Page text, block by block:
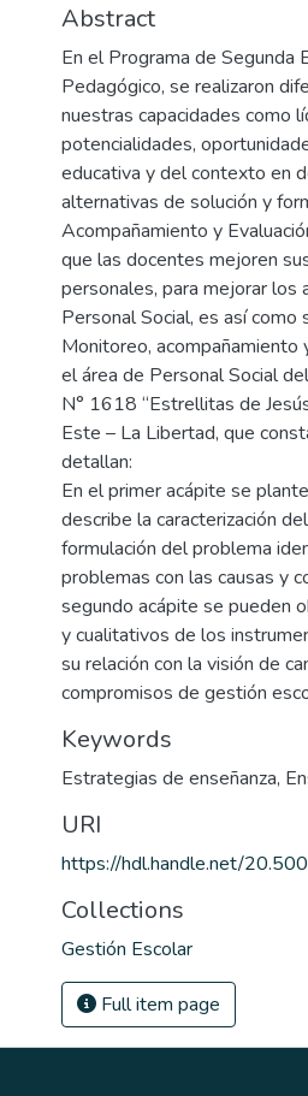
Abstract
En el Programa de Segunda
Pedagógico, se realizaron
nuestras capacidades como
potencialidades,
educativa y del contexto en
alternativas de solución y
Acompañamiento y
que las docentes mejoren
personales, para mejorar los
Personal Social, es así
Monitoreo, acompañamiento
el área de Personal Social
N° 1618 “Estrellitas de
Este – La Libertad, que
detallan:
En el primer acápite se
describe la caracterización
formulación del problema
problemas con las causas y
segundo acápite se pueden
y cualitativos de los
su relación con la visión de
compromisos de gestión
Keywords
Estrategias de enseñanza,
URI
https://hdl.handle.net/
Collections
Gestión Escolar
Full item page